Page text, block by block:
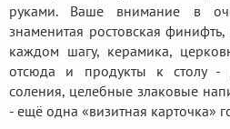
руками. Ваше внимание в
знаменитая ростовская
каждом шагу, керамика,
отсюда и продукты к столу -
соления, целебные злаковые
- ещё одна «визитная карточка»